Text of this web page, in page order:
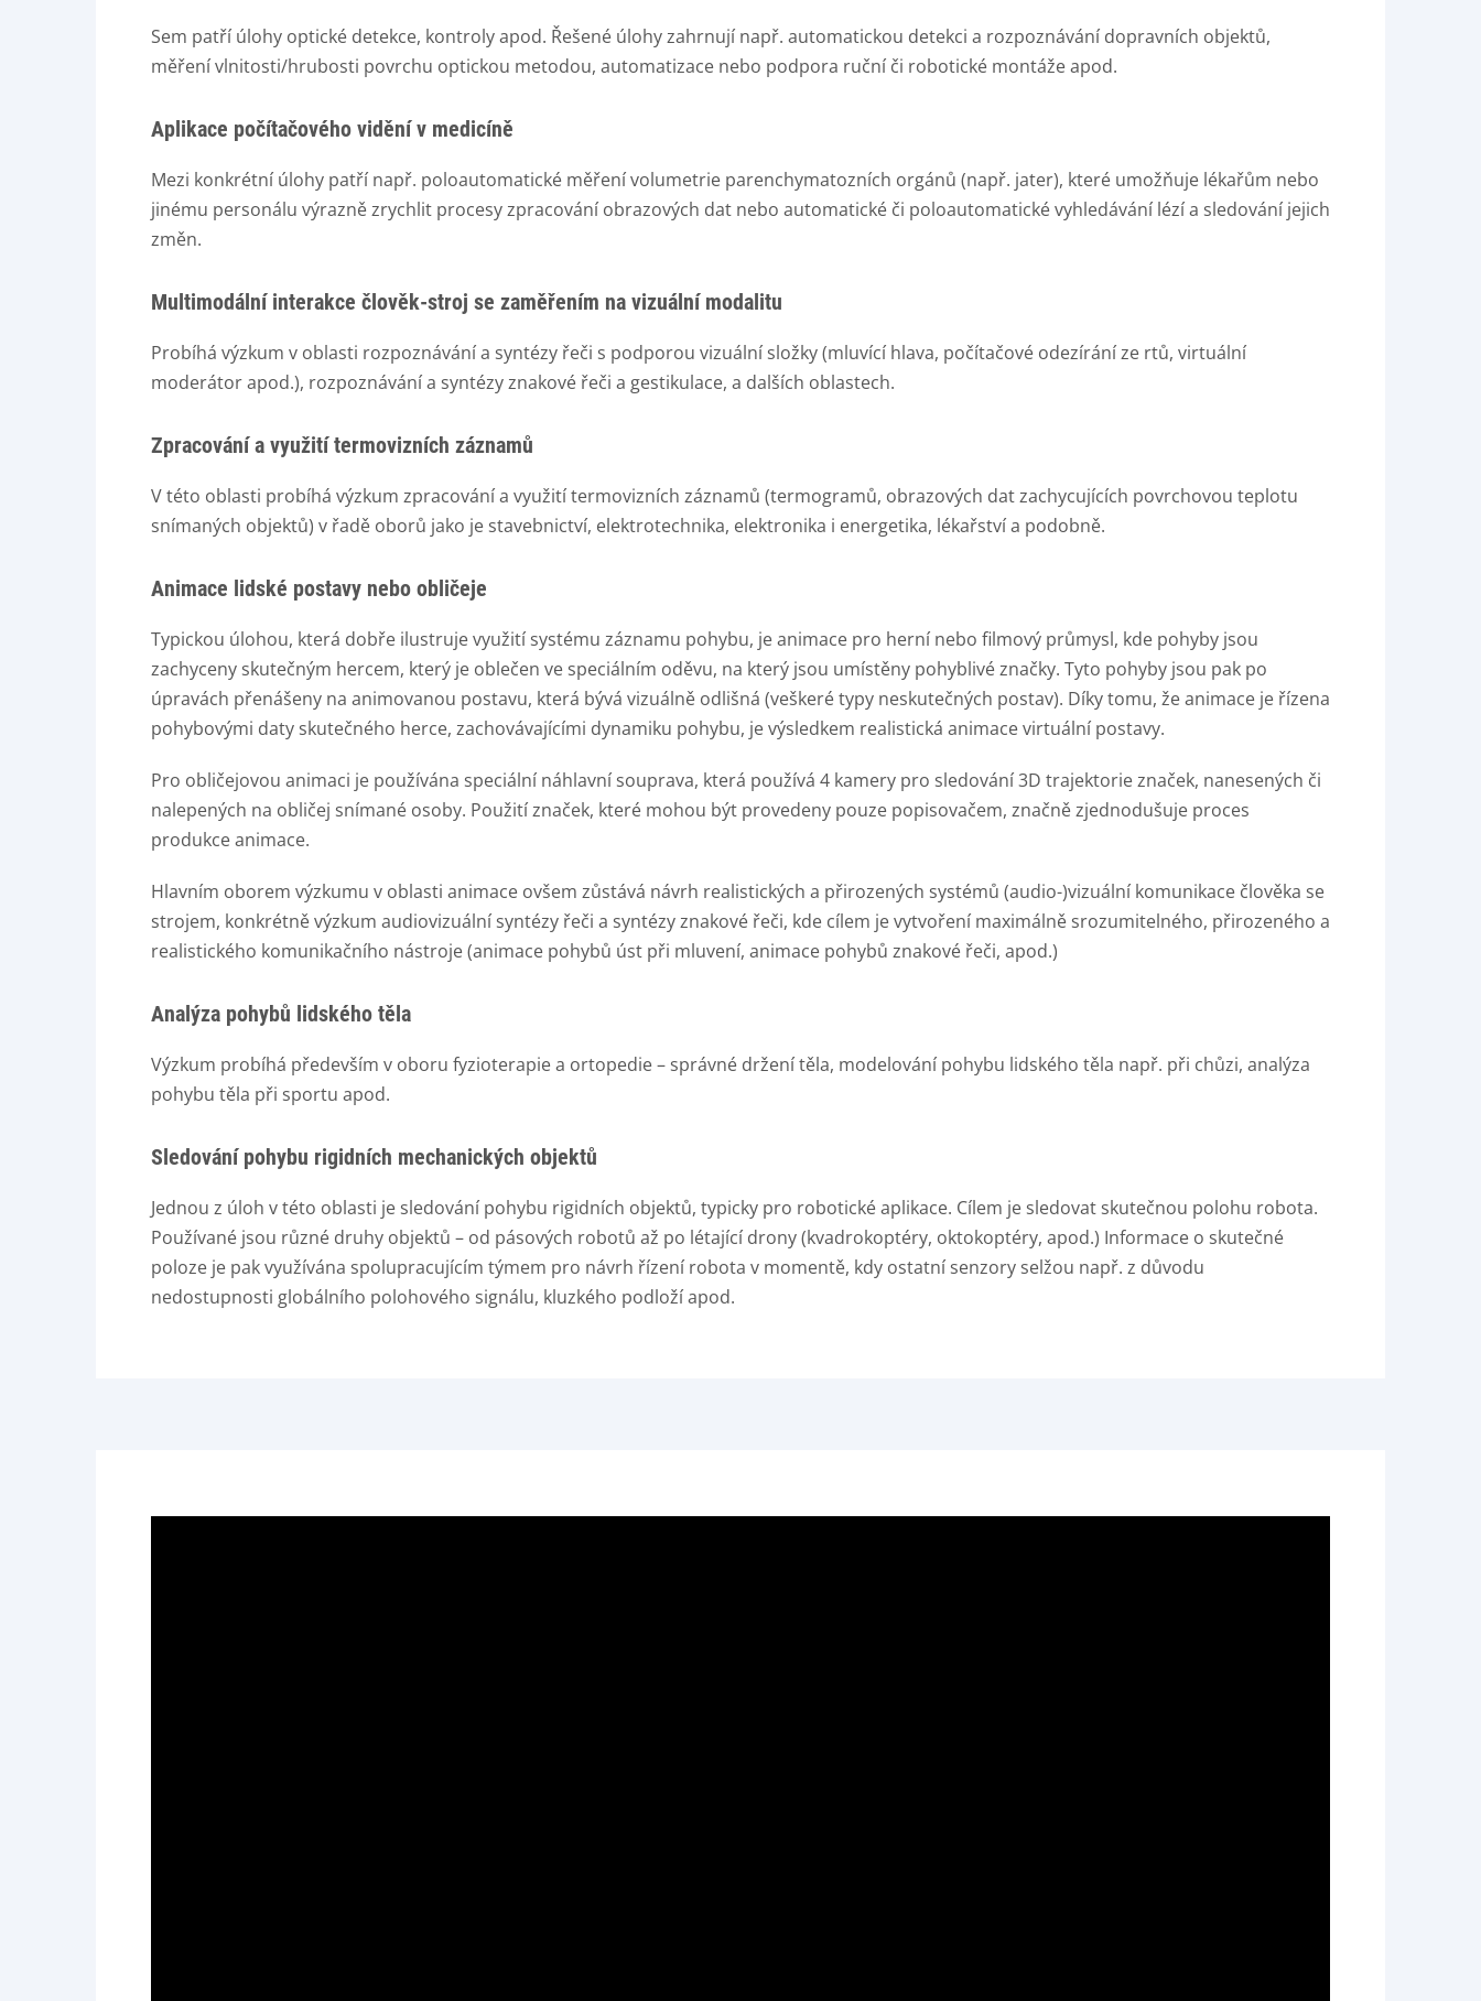
Sem patří úlohy optické detekce, kontroly apod. Řešené úlohy zahrnují např. automatickou detekci a rozpoznávání dopravních objektů,
měření vlnitosti/hrubosti povrchu optickou metodou, automatizace nebo podpora ruční či robotické montáže apod.
Aplikace počítačového vidění v medicíně
Mezi konkrétní úlohy patří např. poloautomatické měření volumetrie parenchymatozních orgánů (např. jater), které umožňuje lékařům nebo
jinému personálu výrazně zrychlit procesy zpracování obrazových dat nebo automatické či poloautomatické vyhledávání lézí a sledování jejich
změn.
Multimodální interakce člověk-stroj se zaměřením na vizuální modalitu
Probíhá výzkum v oblasti rozpoznávání a syntézy řeči s podporou vizuální složky (mluvící hlava, počítačové odezírání ze rtů, virtuální
moderátor apod.), rozpoznávání a syntézy znakové řeči a gestikulace, a dalších oblastech.
Zpracování a využití termovizních záznamů
V této oblasti probíhá výzkum zpracování a využití termovizních záznamů (termogramů, obrazových dat zachycujících povrchovou teplotu
snímaných objektů) v řadě oborů jako je stavebnictví, elektrotechnika, elektronika i energetika, lékařství a podobně.
Animace lidské postavy nebo obličeje
Typickou úlohou, která dobře ilustruje využití systému záznamu pohybu, je animace pro herní nebo filmový průmysl, kde pohyby jsou
zachyceny skutečným hercem, který je oblečen ve speciálním oděvu, na který jsou umístěny pohyblivé značky. Tyto pohyby jsou pak po
úpravách přenášeny na animovanou postavu, která bývá vizuálně odlišná (veškeré typy neskutečných postav). Díky tomu, že animace je řízena
pohybovými daty skutečného herce, zachovávajícími dynamiku pohybu, je výsledkem realistická animace virtuální postavy.
Pro obličejovou animaci je používána speciální náhlavní souprava, která používá 4 kamery pro sledování 3D trajektorie značek, nanesených či
nalepených na obličej snímané osoby. Použití značek, které mohou být provedeny pouze popisovačem, značně zjednodušuje proces
produkce animace.
Hlavním oborem výzkumu v oblasti animace ovšem zůstává návrh realistických a přirozených systémů (audio-)vizuální komunikace člověka se
strojem, konkrétně výzkum audiovizuální syntézy řeči a syntézy znakové řeči, kde cílem je vytvoření maximálně srozumitelného, přirozeného a
realistického komunikačního nástroje (animace pohybů úst při mluvení, animace pohybů znakové řeči, apod.)
Analýza pohybů lidského těla
Výzkum probíhá především v oboru fyzioterapie a ortopedie – správné držení těla, modelování pohybu lidského těla např. při chůzi, analýza
pohybu těla při sportu apod.
Sledování pohybu rigidních mechanických objektů
Jednou z úloh v této oblasti je sledování pohybu rigidních objektů, typicky pro robotické aplikace. Cílem je sledovat skutečnou polohu robota.
Používané jsou různé druhy objektů – od pásových robotů až po létající drony (kvadrokoptéry, oktokoptéry, apod.) Informace o skutečné
poloze je pak využívána spolupracujícím týmem pro návrh řízení robota v momentě, kdy ostatní senzory selžou např. z důvodu
nedostupnosti globálního polohového signálu, kluzkého podloží apod.